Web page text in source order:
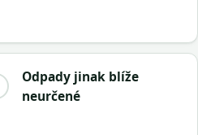
Odpady jinak blíže
neurčené